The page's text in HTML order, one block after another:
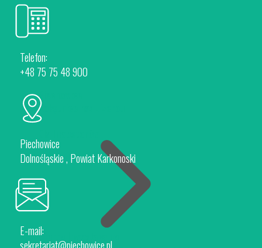
Piechowice
Rokytnice nad Jizerou
Oferta Inwestycyjna
Telefon:
+48 75 75 48 900
Piechowice
Dolnośląskie , Powiat Karkonoski
E-mail: